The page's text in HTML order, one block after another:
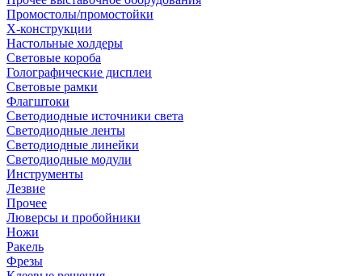
Промостолы/промостойки
Х-конструкции
Настольные холдеры
Световые короба
Голографические дисплеи
Световые рамки
Флагштоки
Светодиодные источники света
Светодиодные ленты
Светодиодные линейки
Светодиодные модули
Инструменты
Лезвие
Прочее
Люверсы и пробойники
Ножи
Ракель
Фрезы